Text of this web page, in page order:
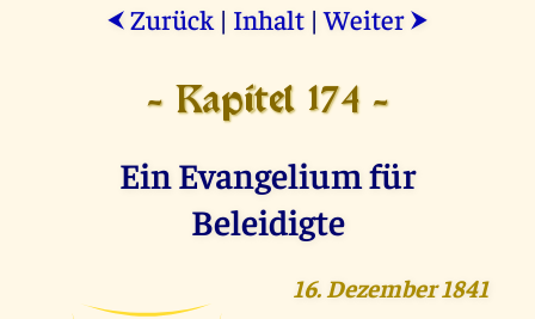
⮜ Zurück | Inhalt |Weiter ⮞
- Kapitel 174 -
Ein Evangelium für
Beleidigte
16. Dezember 1841